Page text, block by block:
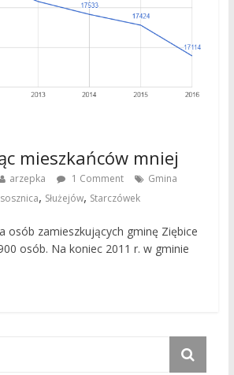
mieszkańców mniej
arzepka 1 Comment
Gmina
, Służejów, Starczówek
osób zamieszkujących gminę Ziębice
osób. Na koniec 2011 r. w gminie